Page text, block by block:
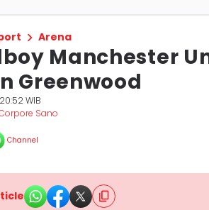
Arena
Manchester
Greenwood
WIB
Sano
Channel